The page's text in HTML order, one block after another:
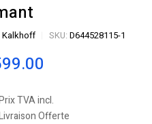
Kalkhoff SKU: D644528115-1
TVA incl.
Offerte